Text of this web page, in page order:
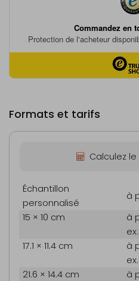
Formats et tarifs
Calculez
Échantillon
personnalisé
à
15 × 10 cm
à
ex.
17.1 × 11.4 cm
à
ex.
21.6 × 14.4 cm
à